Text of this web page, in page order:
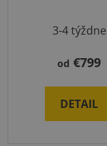
3-4 týždne
od €799
DETAIL